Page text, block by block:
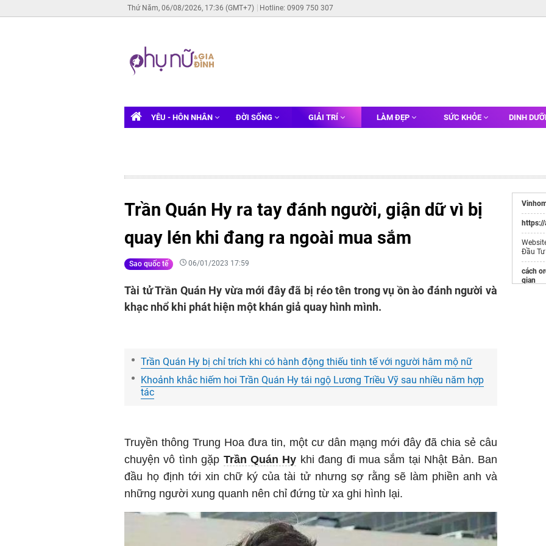
Thứ Năm, 06/08/2026, 17:36 (GMT+7) Hotline: 0909 750 307
YÊU - HÔN NHÂN ĐỜI SỐNG GIẢI TRÍ LÀM ĐẸP SỨC KHỎE DINH
Trần Quán Hy ra tay đánh người, giận dữ vì bị
quay lén khi đang ra ngoài mua sắm
Sao quốc tế 06/01/2023 17:59
Tài tử Trần Quán Hy vừa mới đây đã bị réo tên trong vụ ồn ào đánh người và
khạc nhổ khi phát hiện một khán giả quay hình mình.
Trần Quán Hy bị chỉ trích khi có hành động thiếu tinh tế với người hâm mộ nữ
Khoảnh khắc hiếm hoi Trần Quán Hy tái ngộ Lương Triều Vỹ sau nhiều năm hợp
tác
Truyền thông Trung Hoa đưa tin, một cư dân mạng mới đây đã chia sẻ câu
chuyện vô tình gặp Trần Quán Hy khi đang đi mua sắm tại Nhật Bản. Ban
đầu họ định tới xin chữ ký của tài tử nhưng sợ rằng sẽ làm phiền anh và
những người xung quanh nên chỉ đứng từ xa ghi hình lại.
https://
Đầu Tư
cách
gian